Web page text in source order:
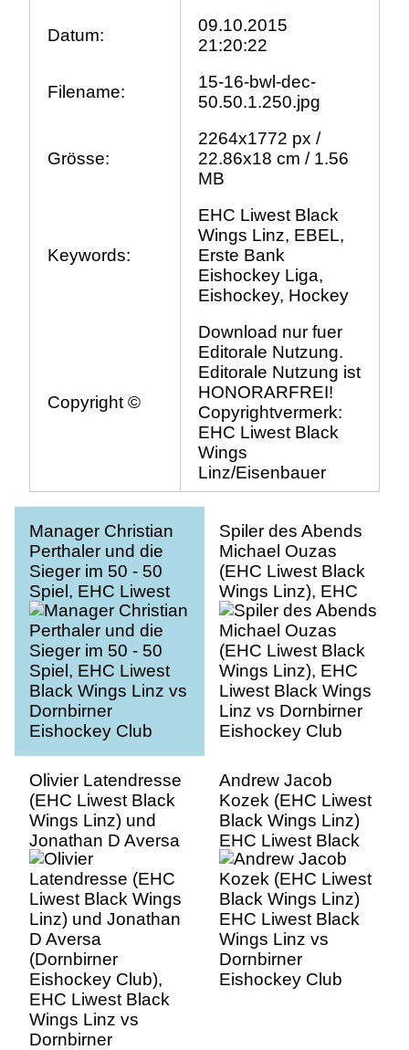
Datum:
09.10.2015
21:20:22
Filename:
15-16-bwl-dec-
50.50.1.250.jpg
Grösse:
2264x1772 px /
22.86x18 cm / 1.56
MB
Keywords:
EHC Liwest Black
Wings Linz, EBEL,
Erste Bank
Eishockey Liga,
Eishockey, Hockey
Copyright ©
Download nur fuer
Editorale Nutzung.
Editorale Nutzung ist
HONORARFREI!
Copyrightvermerk:
EHC Liwest Black
Wings
Linz/Eisenbauer
Manager Christian
Perthaler und die
Sieger im 50 - 50
Spiel, EHC Liwest
Black Wings Linz vs
Dornbirner
Eishockey Club
Spiler des Abends
Michael Ouzas
(EHC Liwest Black
Wings Linz), EHC
Liwest Black Wings
Linz vs Dornbirner
Eishockey Club
Olivier Latendresse
(EHC Liwest Black
Wings Linz) und
Jonathan D Aversa
(Dornbirner
Eishockey Club),
EHC Liwest Black
Wings Linz vs
Dornbirner
Eishockey Club
Andrew Jacob
Kozek (EHC Liwest
Black Wings Linz)
EHC Liwest Black
Wings Linz vs
Dornbirner
Eishockey Club